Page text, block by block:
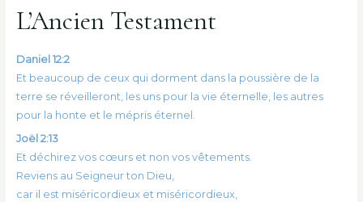
L’Ancien Testament
Daniel 12:2
Et beaucoup de ceux qui dorment dans la poussière de la
terre se réveilleront, les uns pour la vie éternelle, les autres
pour la honte et le mépris éternel.
Joël 2:13
Et déchirez vos cœurs et non vos vêtements.
Reviens au Seigneur ton Dieu,
car il est miséricordieux et miséricordieux,